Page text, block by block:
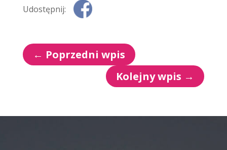
Udostępnij:
← Poprzedni wpis
Kolejny wpis →